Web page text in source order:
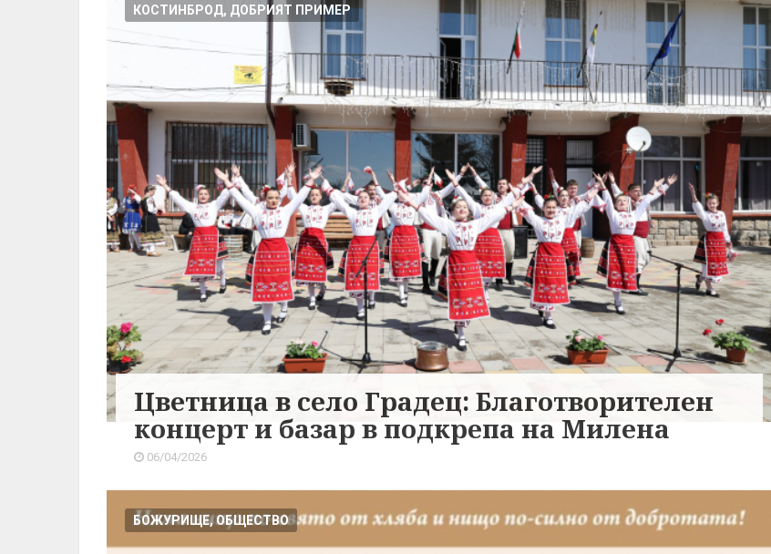
КОСТИНБРОД, ДОБРИЯТ ПРИМЕР
Цветница в село Градец: Благотворителен
концерт и базар в подкрепа на Милена
06/04/2026
БОЖУРИЩЕ, ОБЩЕСТВО